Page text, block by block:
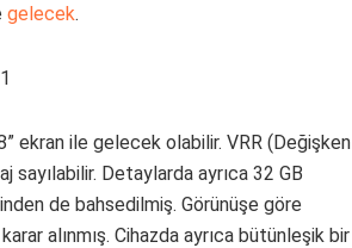
gelecek.
ekran ile gelecek olabilir. VRR (Değişken
sayılabilir. Detaylarda ayrıca 32 GB
de bahsedilmiş. Görünüşe göre
alınmış. Cihazda ayrıca bütünleşik bir